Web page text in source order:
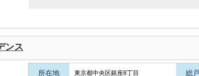
ンス
所在地 東京都中央区銀座8丁目 総